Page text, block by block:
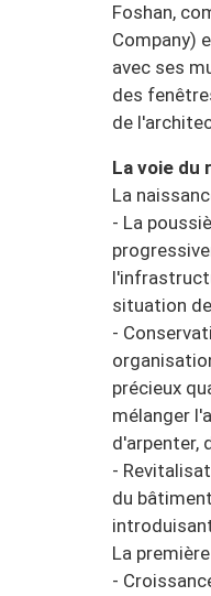
Foshan,
Company)
avec ses
des
de
La voie du
La
- La
situation
-
précieux
mélanger
d'arpenter,
-
du
La
-